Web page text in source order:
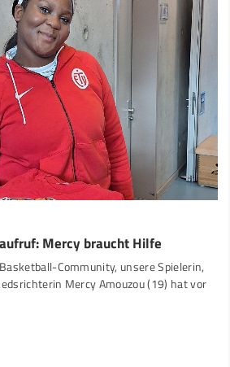
Mercy braucht Hilfe
Community, unsere Spielerin,
Mercy Amouzou (19) hat vor